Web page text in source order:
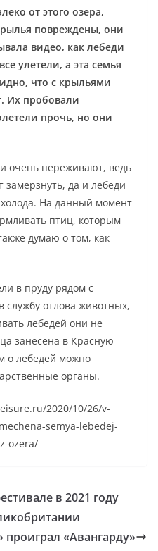
от этого озера,
повреждены, они
видео, как лебеди
улетели, а эта семья
что с крыльями
Их пробовали
прочь, но они
очень переживают, ведь
замерзнуть, да и лебеди
холода. На данный момент
птиц, которым
думаю о том, как
в пруду рядом с
отлова животных,
лебедей они не
занесена в Красную
о лебедей можно
органы.
2020/10/26/v-
semya-lebedej-
ozera/
в 2021 году
«Авангарду»